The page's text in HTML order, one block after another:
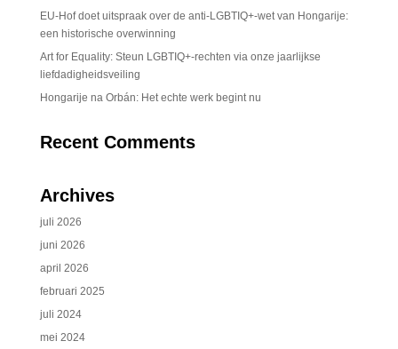
EU-Hof doet uitspraak over de anti-LGBTIQ+-wet van Hongarije:
een historische overwinning
Art for Equality: Steun LGBTIQ+-rechten via onze jaarlijkse
liefdadigheidsveiling
Hongarije na Orbán: Het echte werk begint nu
Recent Comments
Archives
juli 2026
juni 2026
april 2026
februari 2025
juli 2024
mei 2024